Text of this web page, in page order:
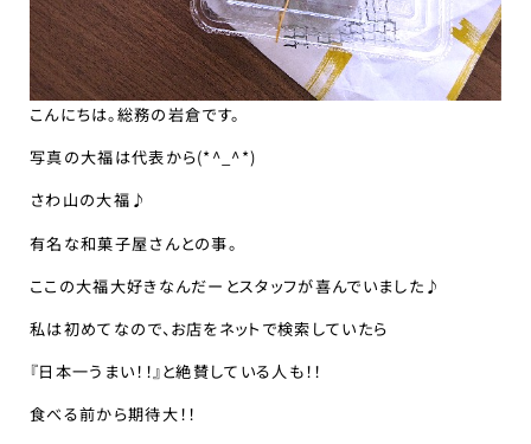
こんにちは。総務の岩倉です。
写真の大福は代表から(*^_^*)
さわ山の大福♪
有名な和菓子屋さんとの事。
ここの大福大好きなんだーとスタッフが喜んでいました♪
私は初めてなので、お店をネットで検索していたら
『日本一うまい！！』と絶賛している人も！！
食べる前から期待大！！